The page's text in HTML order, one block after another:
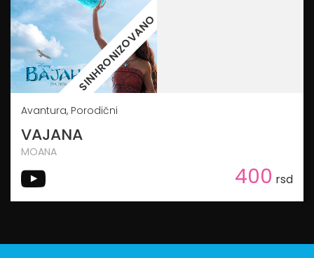
SINHRONIZOVANO
Avantura, Porodični
VAJANA
MOANA
400 rsd